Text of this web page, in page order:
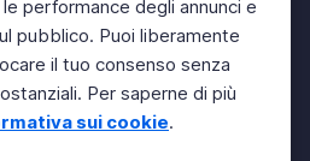
performance degli annunci e
pubblico. Puoi liberamente
il tuo consenso senza
Per saperne di più
sui cookie.